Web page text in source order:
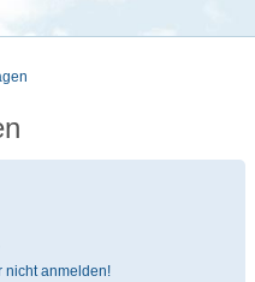
nicht anmelden!